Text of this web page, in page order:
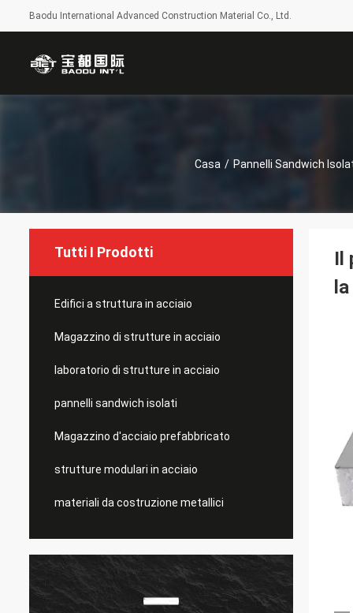
Baodu International Advanced Construction Material Co., Ltd.
Casa / Pannelli Sandwich
Tutti I Prodotti
Edifici a struttura in acciaio
Magazzino di strutture in acciaio
laboratorio di strutture in acciaio
pannelli sandwich isolati
Magazzino d'acciaio prefabbricato
strutture modulari in acciaio
materiali da costruzione metallici
Il